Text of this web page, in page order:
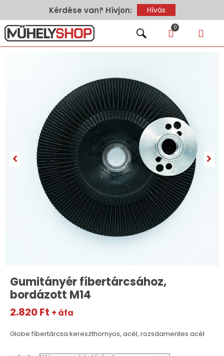
Kérdése van? Hívjon: Hívás
0
Gumitányér fíbertárcsához,
bordázott M14
2.820Ft + áfa
Globe fíbertárcsa kereszthornyos, acél, rozsdamentes acél